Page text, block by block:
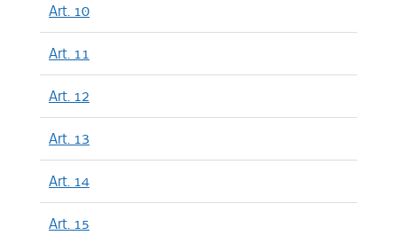
Art. 10
Art. 11
Art. 12
Art. 13
Art. 14
Art. 15